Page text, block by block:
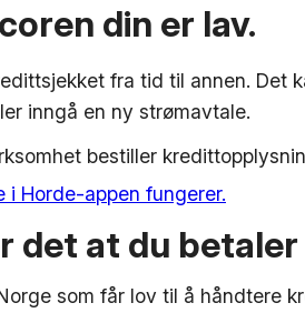
din er lav.
fra tid til annen. Det
inngå en ny strømavtale.
bestiller
i Horde-appen fungerer.
det at du
som får lov til å håndtere